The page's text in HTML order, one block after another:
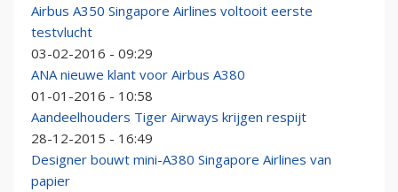
Airbus A350 Singapore Airlines voltooit eerste
testvlucht
03-02-2016 - 09:29
ANA nieuwe klant voor Airbus A380
01-01-2016 - 10:58
Aandeelhouders Tiger Airways krijgen respijt
28-12-2015 - 16:49
Designer bouwt mini-A380 Singapore Airlines van
papier